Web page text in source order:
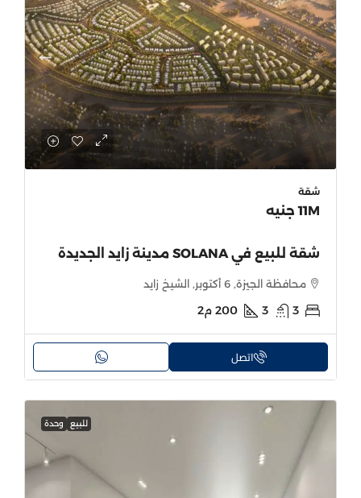
شقة
11M جنيه
شقة للبيع في SOLANA مدينة زايد الجديدة
محافظة الجيزة, 6 أكتوبر, الشيخ زايد
3
3
200 م2
اتصل
للبيع وحدة